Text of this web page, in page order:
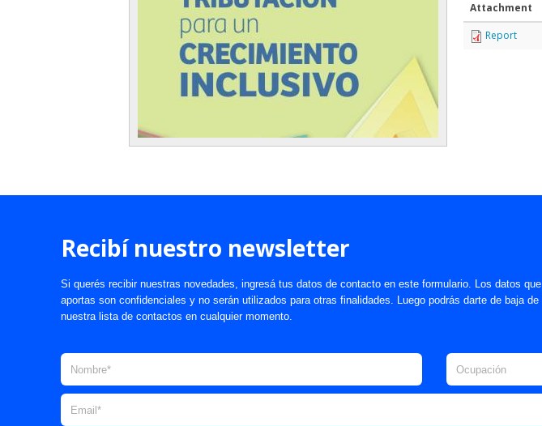
Attachment
Report
Recibí nuestro newsletter
Si querés recibir nuestras novedades, ingresá tus datos de contacto en este formulario. Los datos que
aportas son confidenciales y no serán utilizados para otras finalidades. Luego podrás darte de baja de
nuestra lista de contactos en cualquier momento.